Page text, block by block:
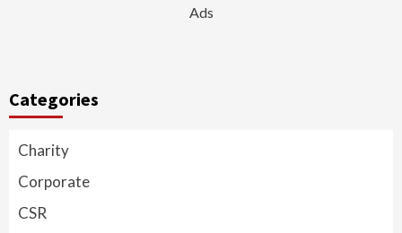
Ads
Categories
Charity
Corporate
CSR